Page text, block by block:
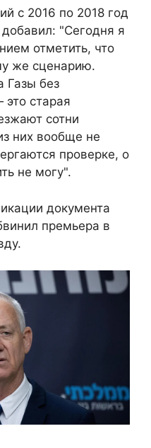
с 2016 по 2018 год
"Сегодня я
отметить, что
же сценарию.
Газы без
старая
сотни
них вообще не
проверке, о
не могу".
документа
премьера в